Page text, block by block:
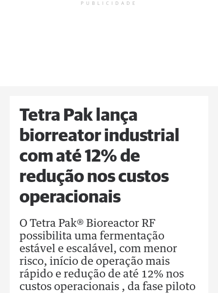
PUBLICIDADE
Tetra Pak lança
biorreator industrial
com até 12% de
redução nos custos
operacionais
O Tetra Pak® Bioreactor RF
possibilita uma fermentação
estável e escalável, com menor
risco, início de operação mais
rápido e redução de até 12% nos
custos operacionais , da fase piloto